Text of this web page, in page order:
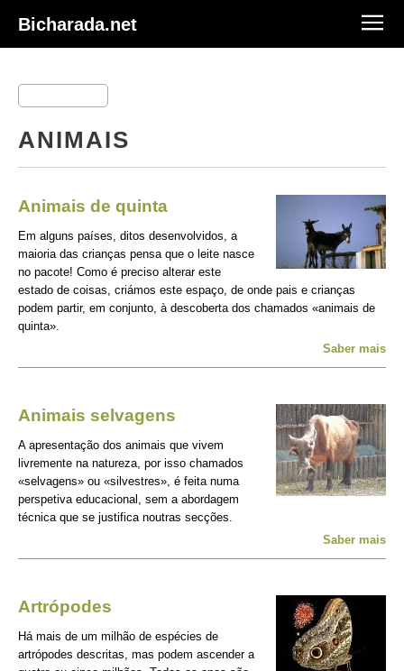
Bicharada.net
ANIMAIS
Animais de quinta
Em alguns países, ditos desenvolvidos, a
maioria das crianças pensa que o leite nasce
no pacote! Como é preciso alterar este
estado de coisas, criámos este espaço, de onde pais e crianças
podem partir, em conjunto, à descoberta dos chamados «animais de
quinta».
Saber mais
Animais selvagens
A apresentação dos animais que vivem
livremente na natureza, por isso chamados
«selvagens» ou «silvestres», é feita numa
perspetiva educacional, sem a abordagem
técnica que se justifica noutras secções.
Saber mais
Artrópodes
Há mais de um milhão de espécies de
artrópodes descritas, mas podem ascender a